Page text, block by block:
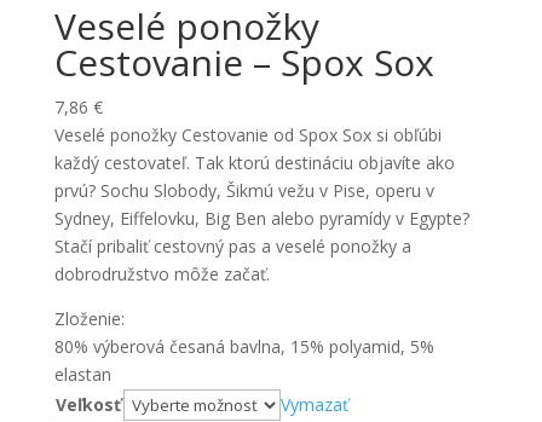
Veselé ponožky
Cestovanie – Spox Sox
7,86 €
Veselé ponožky Cestovanie od Spox Sox si obľúbi
každý cestovateľ. Tak ktorú destináciu objavíte ako
prvú? Sochu Slobody, Šikmú vežu v Pise, operu v
Sydney, Eiffelovku, Big Ben alebo pyramídy v Egypte?
Stačí pribaliť cestovný pas a veselé ponožky a
dobrodružstvo môže začať.
Zloženie:
80% výberová česaná bavlna, 15% polyamid, 5%
elastan
Veľkosť
Vymazať